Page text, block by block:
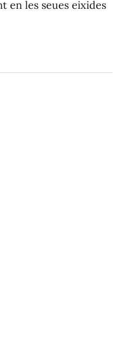
en les seues eixides